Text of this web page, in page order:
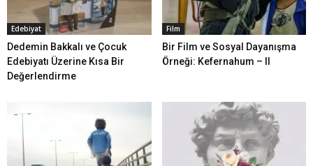
Edebiyat
Dedemin Bakkalı ve Çocuk
Edebiyatı Üzerine Kısa Bir
Değerlendirme
Film
Bir Film ve Sosyal Dayanışma
Örneği: Kefernahum – II